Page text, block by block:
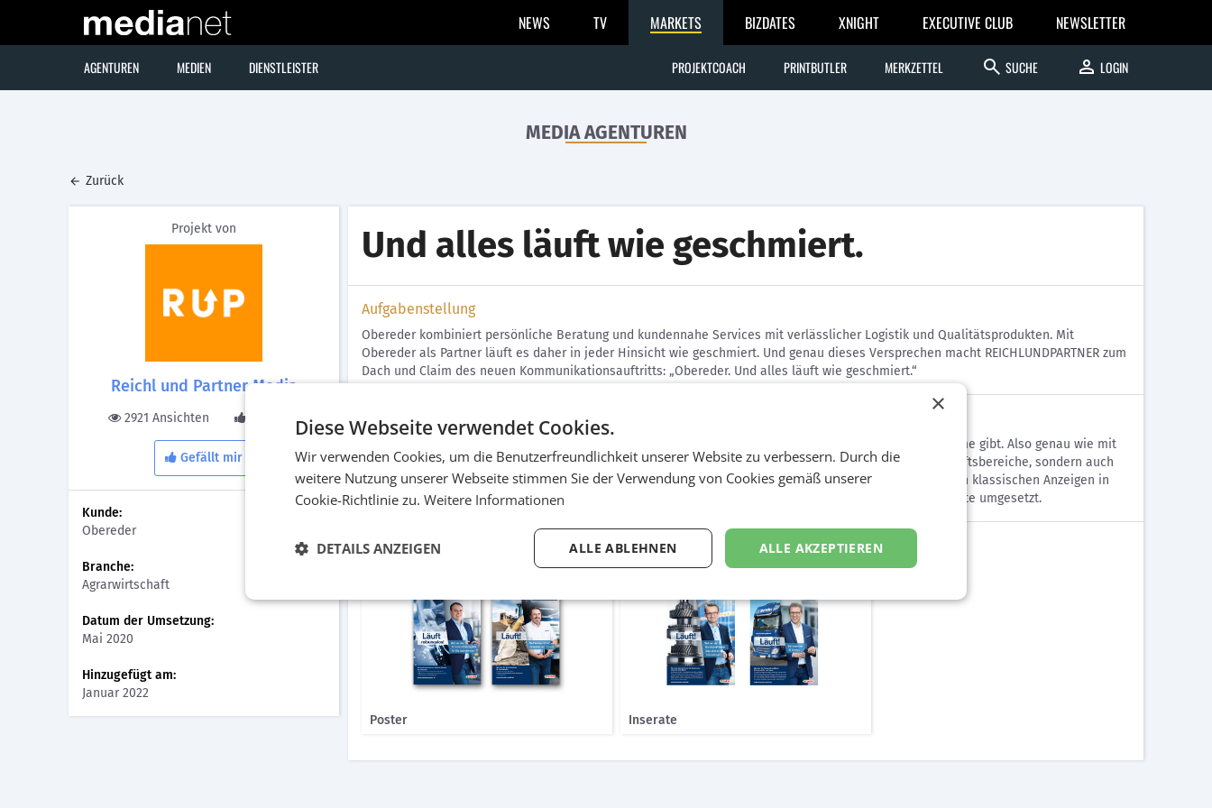
NEWS TV MARKETS BIZDATES XNIGHT EXECUTIVE CLUB NEWSLETTER
AGENTUREN MEDIEN DIENSTLEISTER PROJEKTCOACH PRINTBUTLER MERKZETTEL search SUCHE person LOGIN
MEDIA AGENTUREN
Zurück
Projekt von
Reichl und Partner Media
2921 Ansichten 0 Gefällt
Gefällt mir
Kunde:
Obereder
Branche:
Agrarwirtschaft
Datum der Umsetzung:
Mai 2020
Hinzugefügt am:
Januar 2022
Und alles läuft wie geschmiert.
Aufgabenstellung
Obereder kombiniert persönliche Beratung und kundennahe Services mit verlässlicher Logistik und Qualitätsprodukten. Mit
Obereder als Partner läuft es daher in jeder Hinsicht wie geschmiert. Und genau dieses Versprechen macht REICHLUNDPARTNER zum
Dach und Claim des neuen Kommunikationsauftritts: „Obereder. Und alles läuft wie geschmiert.“
Lösung
Mit der Aussage „Läuft“ bringt man landläufig zum Ausdruck, dass alles bestens ist und es keine Probleme gibt. Also genau wie mit
einem Partner wie Obereder! Deshalb rückt REICHLUNDPARTNER auf den Keyvisuals nicht nur die Geschäftsbereiche, sondern auch
die Mitarbeiter von Obereder in den Fokus, was sowohl Kompetenz als auch Sympathie vermittelt. Neben klassischen Anzeigen in
Fachzeitschriften, Onlinebanner, Stelleninseraten und einem Unternehmensfolder wurde auch die Website umgesetzt.
Bilder
Poster Inserate
×
Diese Webseite verwendet Cookies.
Wir verwenden Cookies, um die Benutzerfreundlichkeit unserer Website zu verbessern. Durch die
weitere Nutzung unserer Webseite stimmen Sie der Verwendung von Cookies gemäß unserer
Cookie-Richtlinie zu. Weitere Informationen
ALLE AKZEPTIEREN
ALLE ABLEHNEN
DETAILS ANZEIGEN